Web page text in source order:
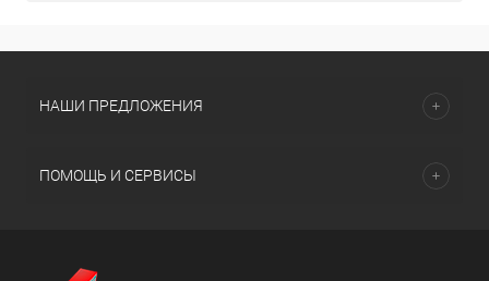
НАШИ ПРЕДЛОЖЕНИЯ
ПОМОЩЬ И СЕРВИСЫ